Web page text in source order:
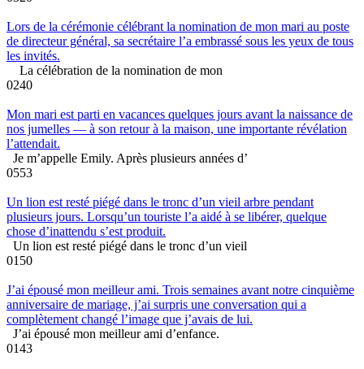
Lors de la cérémonie célébrant la nomination de mon mari au poste
de directeur général, sa secrétaire l’a embrassé sous les yeux de tous
les invités.
La célébration de la nomination de mon
0240
Mon mari est parti en vacances quelques jours avant la naissance de
nos jumelles — à son retour à la maison, une importante révélation
l’attendait.
Je m’appelle Emily. Après plusieurs années d’
0553
Un lion est resté piégé dans le tronc d’un vieil arbre pendant
plusieurs jours. Lorsqu’un touriste l’a aidé à se libérer, quelque
chose d’inattendu s’est produit.
Un lion est resté piégé dans le tronc d’un vieil
0150
J’ai épousé mon meilleur ami. Trois semaines avant notre cinquième
anniversaire de mariage, j’ai surpris une conversation qui a
complètement changé l’image que j’avais de lui.
J’ai épousé mon meilleur ami d’enfance.
0143